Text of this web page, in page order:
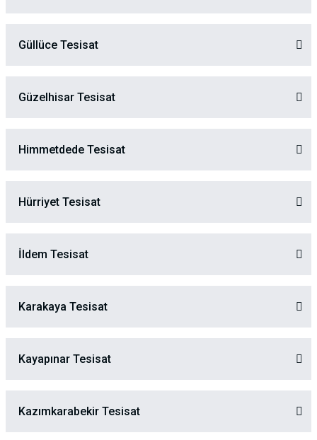
Güllüce Tesisat
Güzelhisar Tesisat
Himmetdede Tesisat
Hürriyet Tesisat
İldem Tesisat
Karakaya Tesisat
Kayapınar Tesisat
Kazımkarabekir Tesisat